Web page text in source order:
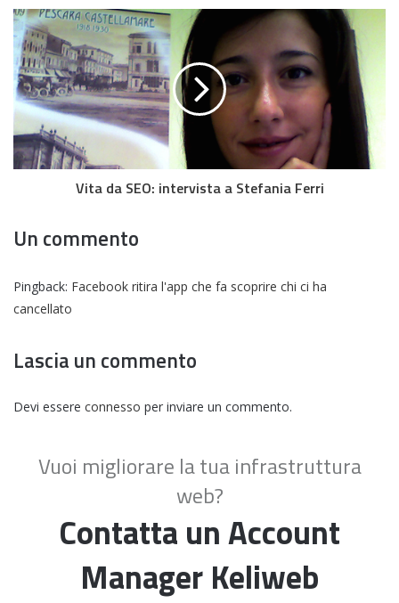
Vita da SEO: intervista a Stefania Ferri
Un commento
Pingback: Facebook ritira l'app che fa scoprire chi ci ha
cancellato
Lascia un commento
Devi essere connesso per inviare un commento.
Vuoi migliorare la tua infrastruttura
web?
Contatta un Account
Manager Keliweb